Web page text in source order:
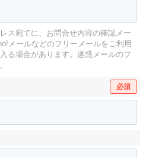
ス宛てに、お問合せ内容の確認メー
メールなどのフリーメールをご利用
る場合があります。 迷惑メールのフ
必須